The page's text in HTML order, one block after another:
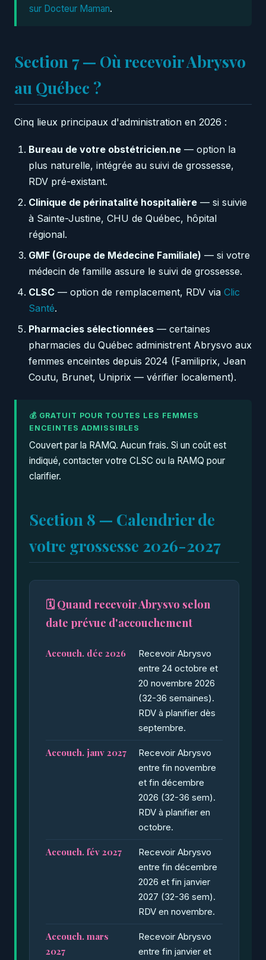
sur Docteur Maman.
Section 7 — Où recevoir Abrysvo
au Québec ?
Cinq lieux principaux d'administration en 2026 :
Bureau de votre obstétricien.ne — option la
plus naturelle, intégrée au suivi de grossesse,
RDV pré-existant.
Clinique de périnatalité hospitalière — si suivie
à Sainte-Justine, CHU de Québec, hôpital
régional.
GMF (Groupe de Médecine Familiale) — si votre
médecin de famille assure le suivi de grossesse.
CLSC — option de remplacement, RDV via Clic
Santé.
Pharmacies sélectionnées — certaines
pharmacies du Québec administrent Abrysvo aux
femmes enceintes depuis 2024 (Familiprix, Jean
Coutu, Brunet, Uniprix — vérifier localement).
💰 GRATUIT POUR TOUTES LES FEMMES
ENCEINTES ADMISSIBLES
Couvert par la RAMQ. Aucun frais. Si un coût est
indiqué, contacter votre CLSC ou la RAMQ pour
clarifier.
Section 8 — Calendrier de
votre grossesse 2026-2027
🗓️ Quand recevoir Abrysvo selon
date prévue d'accouchement
Accouch. déc 2026
Recevoir Abrysvo
entre 24 octobre et
20 novembre 2026
(32-36 semaines).
RDV à planifier dès
septembre.
Accouch. janv 2027
Recevoir Abrysvo
entre fin novembre
et fin décembre
2026 (32-36 sem).
RDV à planifier en
octobre.
Accouch. fév 2027
Recevoir Abrysvo
entre fin décembre
2026 et fin janvier
2027 (32-36 sem).
RDV en novembre.
Accouch. mars
2027
Recevoir Abrysvo
entre fin janvier et